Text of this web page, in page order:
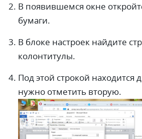
В появившемся окне
бумаги.
В блоке настроек найдите
колонтитулы.
Под этой строкой находится
нужно отметить вторую.